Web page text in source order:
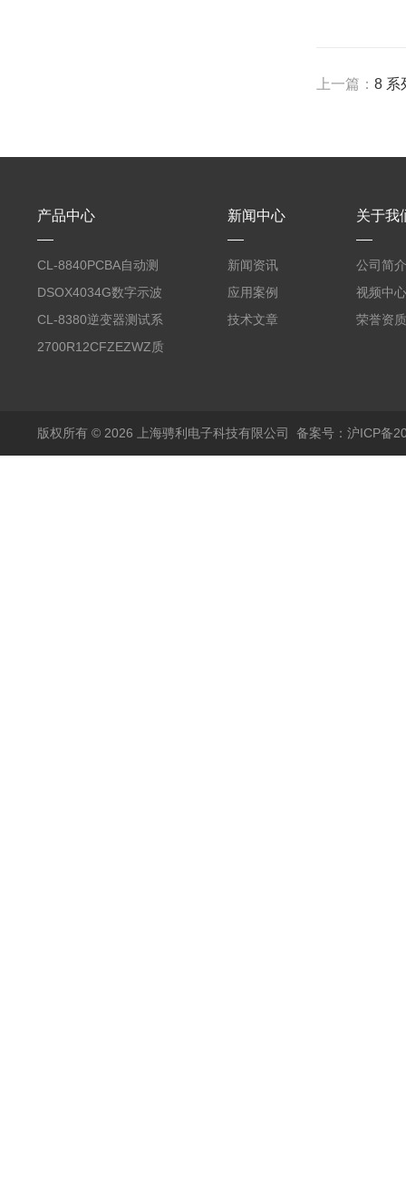
上一篇：8 系
产品中心
CL-8840PCBA自动测
试台系统
DSOX4034G数字示波
器
CL-8380逆变器测试系
统台
2700R12CFZEZWZ质
新闻中心
新闻资讯
应用案例
技术文章
关于我
公司简介
视频中心
荣誉资质
版权所有 © 2026 上海骋利电子科技有限公司 备案号：沪ICP备